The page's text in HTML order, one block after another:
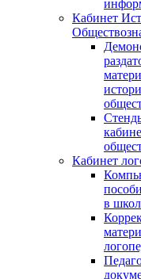
Кабинет
Кабинет
в